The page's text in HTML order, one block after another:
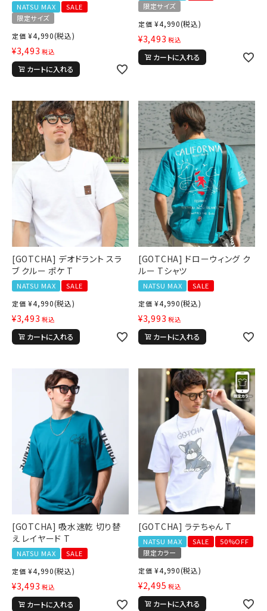
NATSU MAX
SALE
限定サイズ
定価 ¥4,990(税込)
¥3,493 税込
カートに入れる
限定サイズ
定価 ¥4,990(税込)
¥3,493 税込
カートに入れる
[GOTCHA] デオドラント スラ
ブ クルー ポケ T
NATSU MAX
SALE
定価 ¥4,990(税込)
¥3,493 税込
カートに入れる
[GOTCHA] ドローウィング ク
ルー Tシャツ
NATSU MAX
SALE
定価 ¥4,990(税込)
¥3,993 税込
カートに入れる
[GOTCHA] 吸水速乾 切り替
え レイヤード T
NATSU MAX
SALE
定価 ¥4,990(税込)
¥3,493 税込
カートに入れる
[GOTCHA] ラテちゃん T
NATSU MAX SALE
50%OFF
限定カラー
定価 ¥4,990(税込)
¥2,495 税込
カートに入れる